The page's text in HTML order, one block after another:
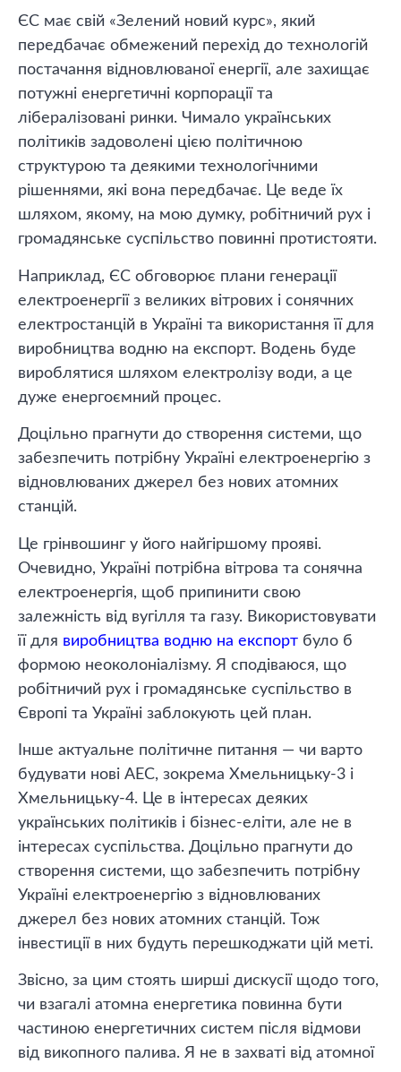
ЄС має свій «Зелений новий курс», який
передбачає обмежений перехід до технологій
постачання відновлюваної енергії, але захищає
потужні енергетичні корпорації та
лібералізовані ринки. Чимало українських
політиків задоволені цією політичною
структурою та деякими технологічними
рішеннями, які вона передбачає. Це веде їх
шляхом, якому, на мою думку, робітничий рух і
громадянське суспільство повинні протистояти.
Наприклад, ЄС обговорює плани генерації
електроенергії з великих вітрових і сонячних
електростанцій в Україні та використання її для
виробництва водню на експорт. Водень буде
вироблятися шляхом електролізу води, а це
дуже енергоємний процес.
Доцільно прагнути до створення системи, що
забезпечить потрібну Україні електроенергію з
відновлюваних джерел без нових атомних
станцій.
Це грінвошинг у його найгіршому прояві.
Очевидно, Україні потрібна вітрова та сонячна
електроенергія, щоб припинити свою
залежність від вугілля та газу. Використовувати
її для виробництва водню на експорт було б
формою неоколоніалізму. Я сподіваюся, що
робітничий рух і громадянське суспільство в
Європі та Україні заблокують цей план.
Інше актуальне політичне питання — чи варто
будувати нові АЕС, зокрема Хмельницьку-3 і
Хмельницьку-4. Це в інтересах деяких
українських політиків і бізнес-еліти, але не в
інтересах суспільства. Доцільно прагнути до
створення системи, що забезпечить потрібну
Україні електроенергію з відновлюваних
джерел без нових атомних станцій. Тож
інвестиції в них будуть перешкоджати цій меті.
Звісно, за цим стоять ширші дискусії щодо того,
чи взагалі атомна енергетика повинна бути
частиною енергетичних систем після відмови
від викопного палива. Я не в захваті від атомної